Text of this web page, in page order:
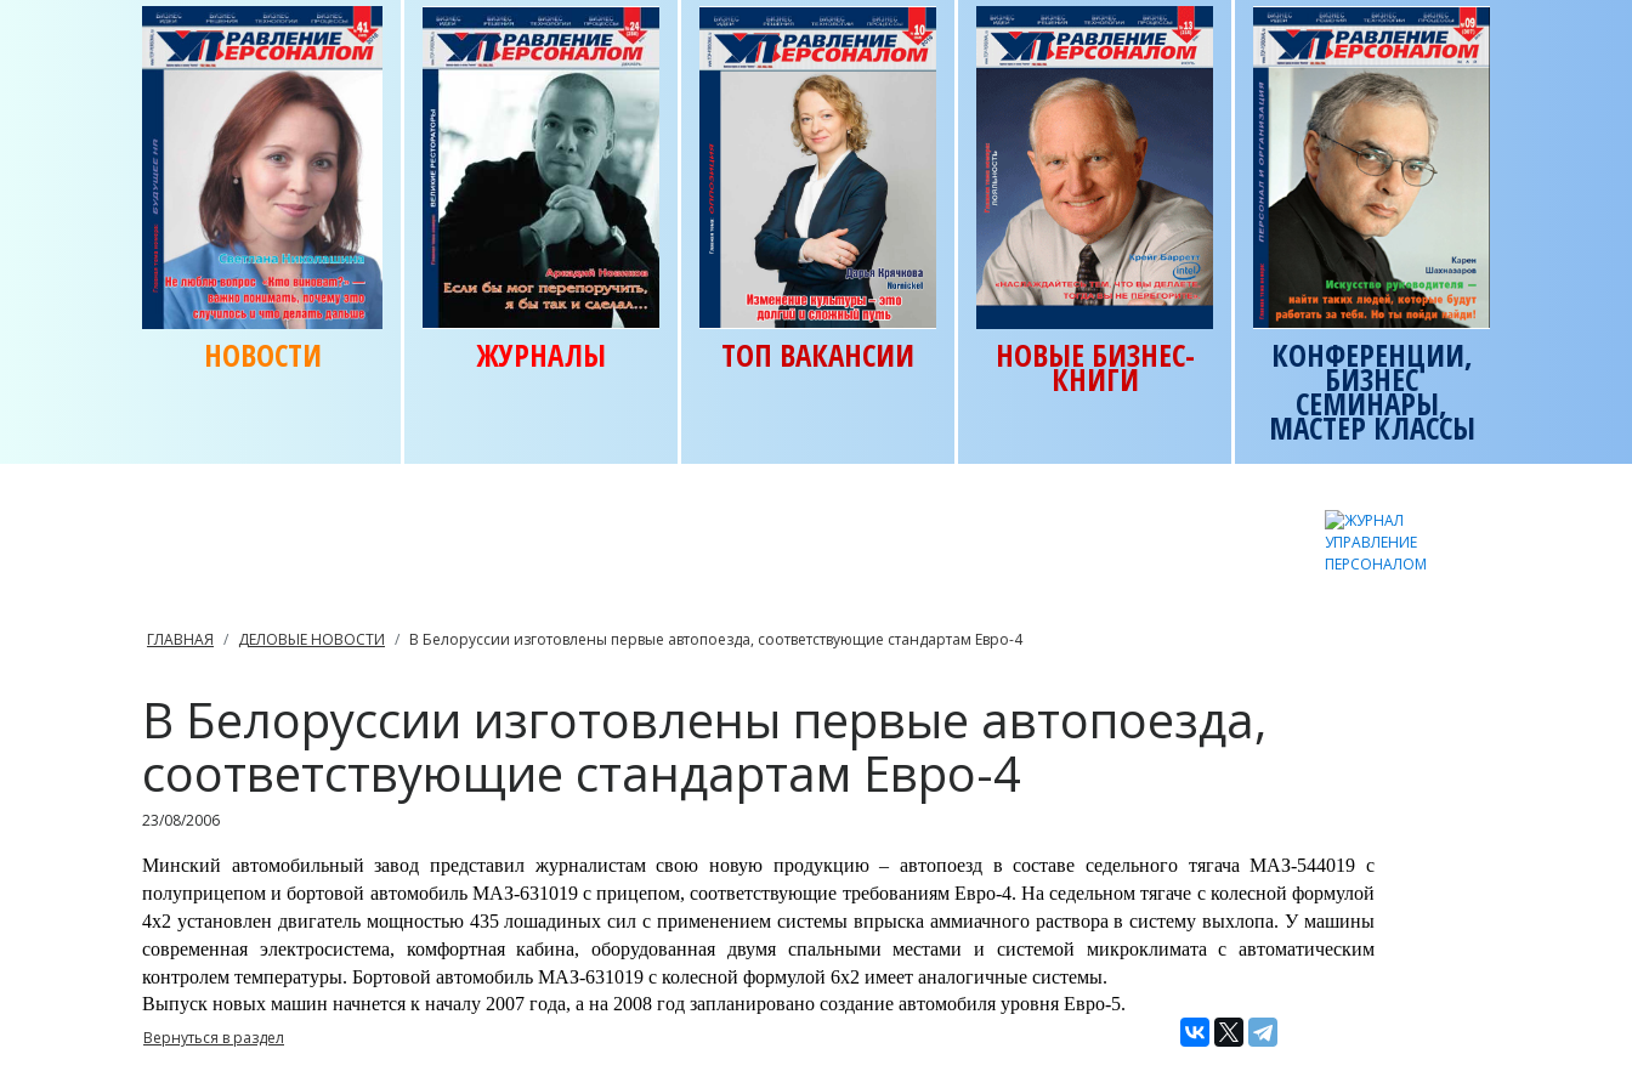
НОВОСТИ ЖУРНАЛЫ ТОП ВАКАНСИИ НОВЫЕ БИЗНЕС-
КНИГИ
КОНФЕРЕНЦИИ,
БИЗНЕС
СЕМИНАРЫ,
МАСТЕР КЛАССЫ
ГЛАВНАЯ ДЕЛОВЫЕ НОВОСТИ В Белоруссии изготовлены первые автопоезда, соответствующие стандартам Евро-4
В Белоруссии изготовлены первые автопоезда,
соответствующие стандартам Евро-4
23/08/2006
Минский автомобильный завод представил журналистам свою новую продукцию – автопоезд в составе седельного тягача МАЗ-544019 с
полуприцепом и бортовой автомобиль МАЗ-631019 с прицепом, соответствующие требованиям Евро-4. На седельном тягаче с колесной формулой
4х2 установлен двигатель мощностью 435 лошадиных сил с применением системы впрыска аммиачного раствора в систему выхлопа. У машины
современная электросистема, комфортная кабина, оборудованная двумя спальными местами и системой микроклимата с автоматическим
контролем температуры. Бортовой автомобиль МАЗ-631019 с колесной формулой 6х2 имеет аналогичные системы.
Выпуск новых машин начнется к началу 2007 года, а на 2008 год запланировано создание автомобиля уровня Евро-5.
Вернуться в раздел